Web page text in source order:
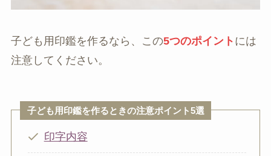
子ども用印鑑を作るなら、この5つのポイント には
注意してください。
子ども用印鑑を作るときの注意ポイント5選
印字内容